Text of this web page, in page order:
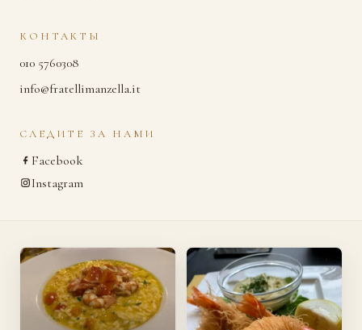
КОНТАКТЫ
010 5760308
info@fratellimanzella.it
СЛЕДИТЕ ЗА НАМИ
Facebook
Instagram